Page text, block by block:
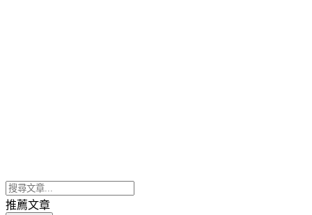
推薦文章